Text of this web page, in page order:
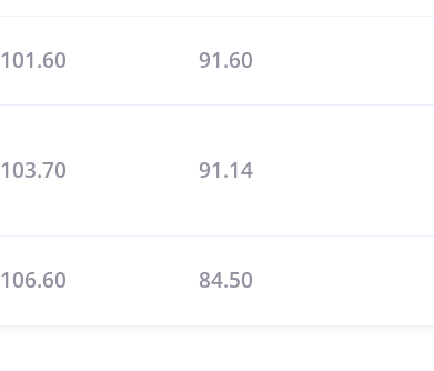
101.60 91.60
103.70 91.14
106.60 84.50